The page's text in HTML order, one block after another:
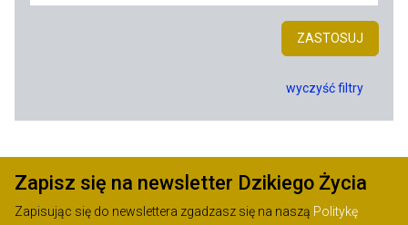
ZASTOSUJ
wyczyść filtry
Zapisz się na newsletter Dzikiego Życia
Zapisując się do newslettera zgadzasz się na naszą Politykę